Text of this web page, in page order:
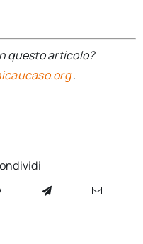
questo articolo?
.